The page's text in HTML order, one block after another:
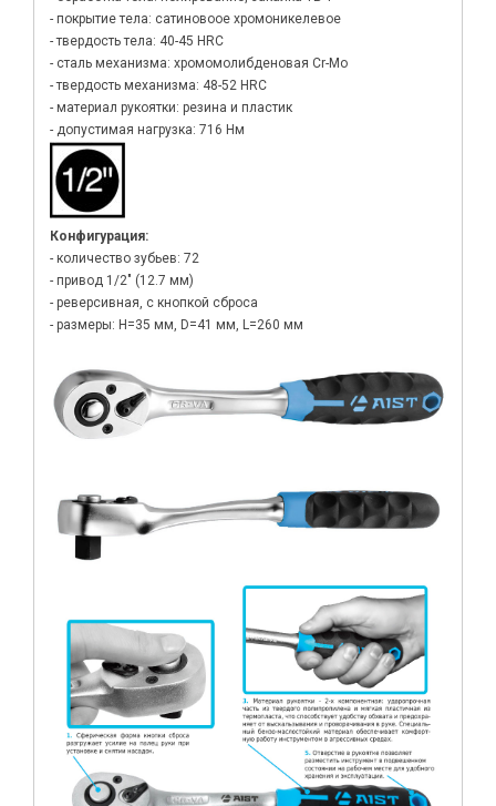
- покрытие тела: сатиновоое хромоникелевое
- твердость тела: 40-45 HRC
- сталь механизма: хромомолибденовая Cr-Mo
- твердость механизма: 48-52 HRC
- материал рукоятки: резина и пластик
- допустимая нагрузка: 716 Нм
Конфигурация:
- количество зубьев: 72
- привод 1/2" (12.7 мм)
- реверсивная, с кнопкой сброса
- размеры: H=35 мм, D=41 мм, L=260 мм